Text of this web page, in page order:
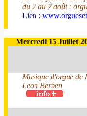
du 2 au 7 août :
Lien :
Mercredi 15 Juillet
Musique d'orgue de
Leon Berben